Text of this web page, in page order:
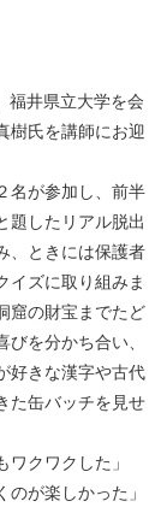
福井県立大学を会
樹氏を講師にお迎
名が参加し、前半
題したリアル脱出
、ときには保護者
イズに取り組みま
窟の財宝までたど
を分かち合い、
好きな漢字や古代
た缶バッチを見せ
クワクした」
のが楽しかった」